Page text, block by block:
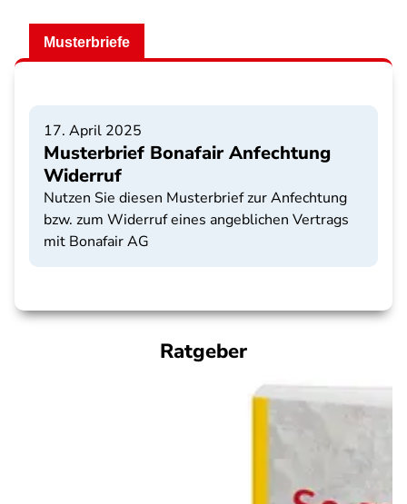
Musterbriefe
17. April 2025
Musterbrief Bonafair Anfechtung
Widerruf
Nutzen Sie diesen Musterbrief zur Anfechtung
bzw. zum Widerruf eines angeblichen Vertrags
mit Bonafair AG
Ratgeber